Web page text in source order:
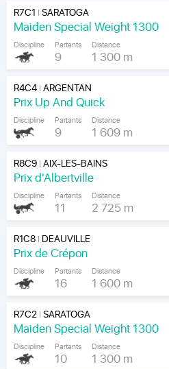
R7C1 |SARATOGA
Maiden Special Weight 1300
Discipline Partants
9
Distance
1 300 m
R4C4|ARGENTAN
Prix Up And Quick
Discipline Partants
9
Distance
1 609 m
R8C9|AIX-LES-BAINS
Prix d'Albertville
Discipline Partants
11
Distance
2 725 m
R1C8| DEAUVILLE
Prix de Crépon
Discipline Partants
16
Distance
1 600 m
R7C2|SARATOGA
Maiden Special Weight 1300
Discipline Partants
10
Distance
1 300 m